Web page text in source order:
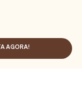
AGORA!